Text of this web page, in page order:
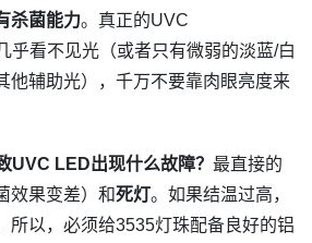
杀菌能力。真正的UVC
乎看不见光（或者只有微弱的淡蓝/白
他辅助光），千万不要靠肉眼亮度来
UVC LED出现什么故障？ 最直接的
效果变差）和死灯。如果结温过高，
所以，必须给3535灯珠配备良好的铝